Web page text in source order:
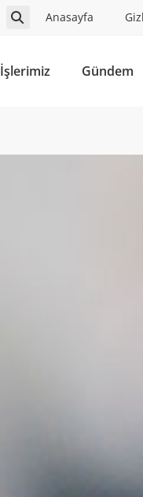
Anasayfa
İşlerimiz Gündem